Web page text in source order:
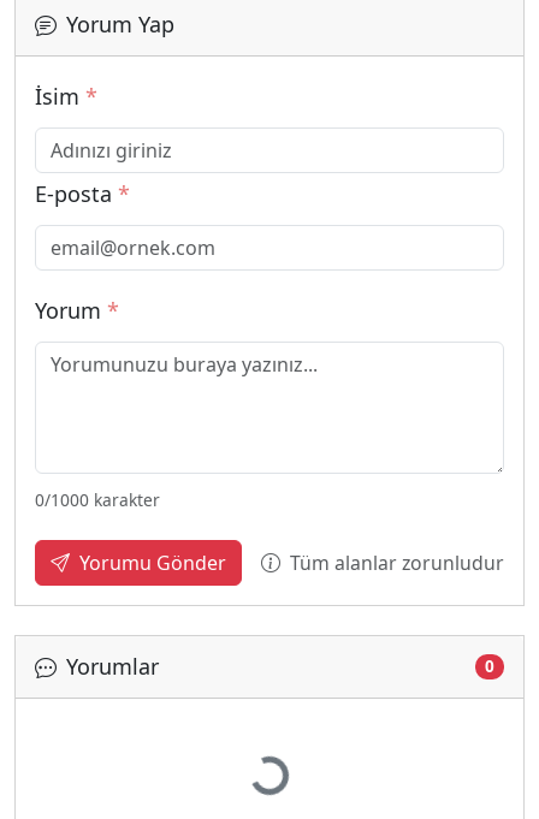
Yorum Yap
İsim *
E-posta *
Yorum *
0/1000 karakter
Yorumu Gönder Tüm alanlar zorunludur
Yorumlar 0